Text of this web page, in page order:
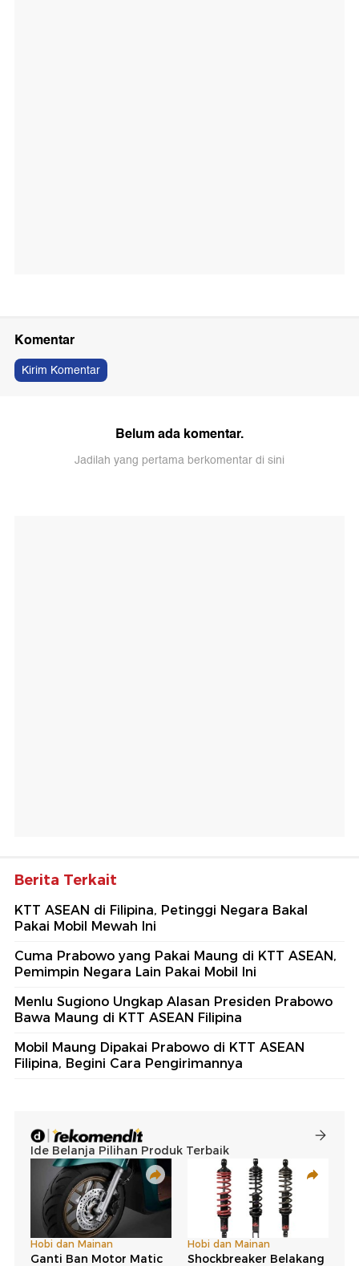
Komentar
Kirim Komentar
Belum ada komentar.
Jadilah yang pertama berkomentar di sini
Berita Terkait
KTT ASEAN di Filipina, Petinggi Negara Bakal
Pakai Mobil Mewah Ini
Cuma Prabowo yang Pakai Maung di KTT ASEAN,
Pemimpin Negara Lain Pakai Mobil Ini
Menlu Sugiono Ungkap Alasan Presiden Prabowo
Bawa Maung di KTT ASEAN Filipina
Mobil Maung Dipakai Prabowo di KTT ASEAN
Filipina, Begini Cara Pengirimannya